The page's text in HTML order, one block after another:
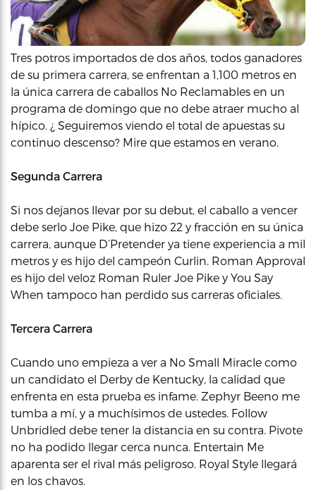
Tres potros importados de dos años, todos ganadores
de su primera carrera, se enfrentan a 1,100 metros en
la única carrera de caballos No Reclamables en un
programa de domingo que no debe atraer mucho al
hípico. ¿ Seguiremos viendo el total de apuestas su
continuo descenso? Mire que estamos en verano.
Segunda Carrera
Si nos dejanos llevar por su debut, el caballo a vencer
debe serlo Joe Pike, que hizo 22 y fracción en su única
carrera, aunque D’Pretender ya tiene experiencia a mil
metros y es hijo del campeón Curlin. Roman Approval
es hijo del veloz Roman Ruler Joe Pike y You Say
When tampoco han perdido sus carreras oficiales.
Tercera Carrera
Cuando uno empieza a ver a No Small Miracle como
un candidato el Derby de Kentucky, la calidad que
enfrenta en esta prueba es infame. Zephyr Beeno me
tumba a mí, y a muchísimos de ustedes. Follow
Unbridled debe tener la distancia en su contra. Pivote
no ha podido llegar cerca nunca. Entertain Me
aparenta ser el rival más peligroso. Royal Style llegará
en los chavos.